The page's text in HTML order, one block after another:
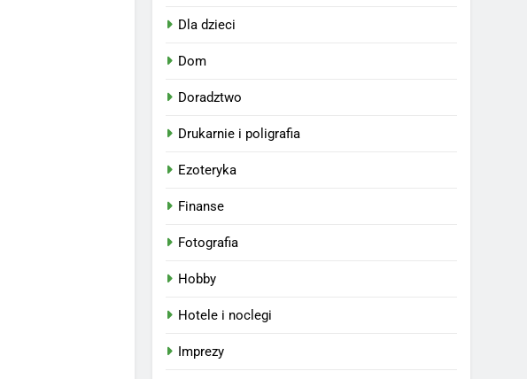
Dla dzieci
Dom
Doradztwo
Drukarnie i poligrafia
Ezoteryka
Finanse
Fotografia
Hobby
Hotele i noclegi
Imprezy